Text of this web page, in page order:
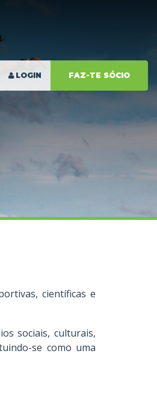
LOGIN FAZ-TE SÓCIO
científicas e
sociais, culturais,
se como uma